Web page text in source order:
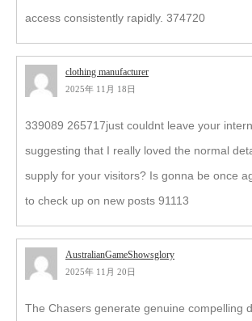
access consistently rapidly. 374720
clothing manufacturer
2025年 11月 18日
339089 265717just couldnt leave your
suggesting that I really loved the normal
supply for your visitors? Is gonna be once
to check up on new posts 91113
AustralianGameShowsglory
2025年 11月 20日
The Chasers generate genuine compelling